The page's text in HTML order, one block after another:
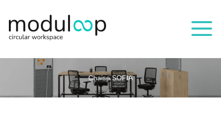
Chaise SOFIA